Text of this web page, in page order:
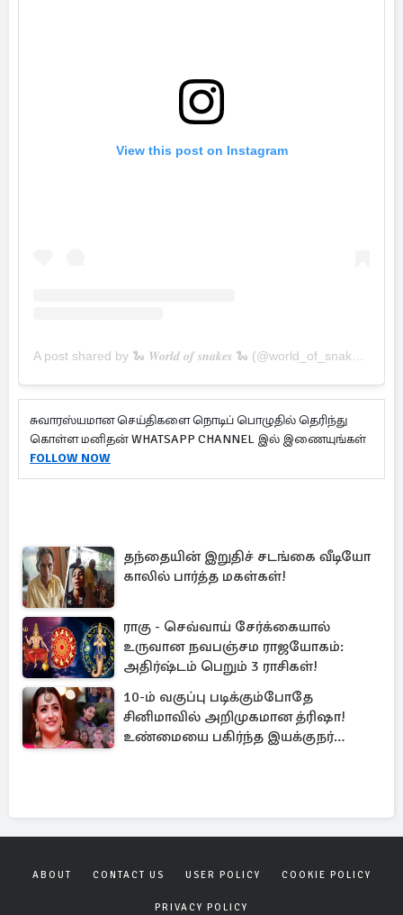
View this post on Instagram
சுவாரஸ்யமான செய்திகளை நொடிப் பொழுதில் தெரிந்து
கொள்ள மனிதன் WHATSAPP CHANNEL இல் இணையுங்கள்
FOLLOW NOW
தந்தையின் இறுதிச் சடங்கை வீடியோ
காலில் பார்த்த மகள்கள்!
ராகு - செவ்வாய் சேர்க்கையால்
உருவான நவபஞ்சம ராஜயோகம்:
அதிர்ஷ்டம் பெறும் 3 ராசிகள்!
10-ம் வகுப்பு படிக்கும்போதே
சினிமாவில் அறிமுகமான த்ரிஷா!
உண்மையை பகிர்ந்த இயக்குநர்
ABOUT CONTACT US USER POLICY COOKIE POLICY
PRIVACY POLICY